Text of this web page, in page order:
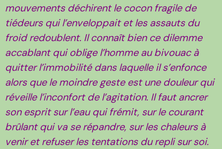
mouvements déchirent le cocon fragile de
tiédeurs qui l’enveloppait et les assauts du
froid redoublent. Il connaît bien ce dilemme
accablant qui oblige l’homme au bivouac à
quitter l’immobilité dans laquelle il s’enfonce
alors que le moindre geste est une douleur qui
réveille l’inconfort de l’agitation. Il faut ancrer
son esprit sur l’eau qui frémit, sur le courant
brûlant qui va se répandre, sur les chaleurs à
venir et refuser les tentations du repli sur soi.